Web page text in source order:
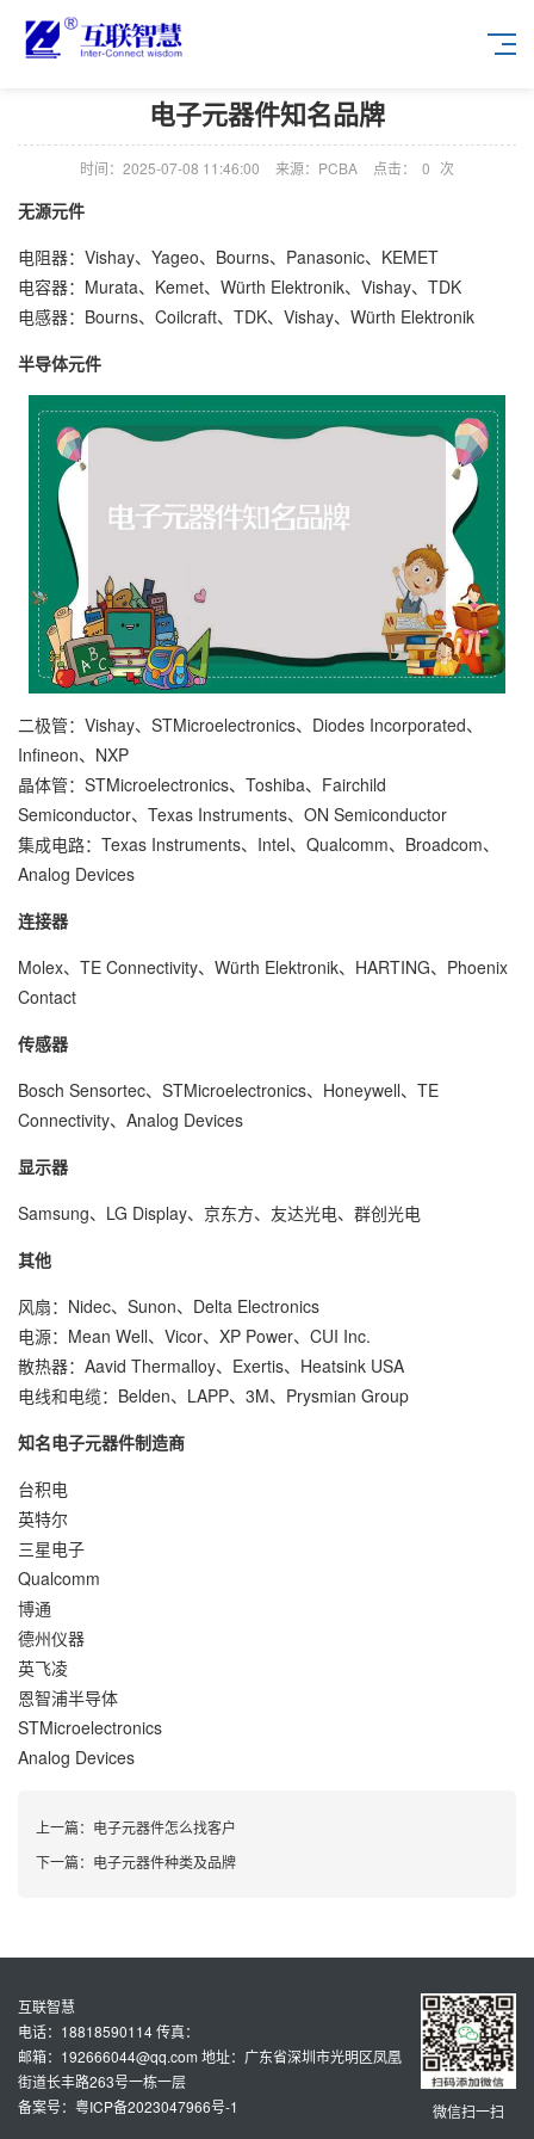
电子元器件知名品牌
时间：2025-07-08 11:46:00 来源：PCBA 点击： 0 次
无源元件
电阻器：Vishay、Yageo、Bourns、Panasonic、KEMET
电容器：Murata、Kemet、Würth Elektronik、Vishay、TDK
电感器：Bourns、Coilcraft、TDK、Vishay、Würth Elektronik
半导体元件
二极管：Vishay、STMicroelectronics、Diodes Incorporated、
Infineon、NXP
晶体管：STMicroelectronics、Toshiba、Fairchild
Semiconductor、Texas Instruments、ON Semiconductor
集成电路：Texas Instruments、Intel、Qualcomm、Broadcom、
Analog Devices
连接器
Molex、TE Connectivity、Würth Elektronik、HARTING、Phoenix
Contact
传感器
Bosch Sensortec、STMicroelectronics、Honeywell、TE
Connectivity、Analog Devices
显示器
Samsung、LG Display、京东方、友达光电、群创光电
其他
风扇：Nidec、Sunon、Delta Electronics
电源：Mean Well、Vicor、XP Power、CUI Inc.
散热器：Aavid Thermalloy、Exertis、Heatsink USA
电线和电缆：Belden、LAPP、3M、Prysmian Group
知名电子元器件制造商
台积电
英特尔
三星电子
Qualcomm
博通
德州仪器
英飞凌
恩智浦半导体
STMicroelectronics
Analog Devices
上一篇： 电子元器件怎么找客户
下一篇： 电子元器件种类及品牌
微信扫一扫
互联智慧
电话：18818590114 传真：
邮箱：192666044@qq.com 地址：广东省深圳市光明区凤凰
街道长丰路263号一栋一层
备案号：粤ICP备2023047966号-1